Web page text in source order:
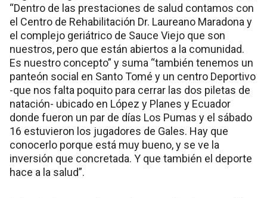
“Dentro de las prestaciones de salud contamos con
el Centro de Rehabilitación Dr. Laureano Maradona y
el complejo geriátrico de Sauce Viejo que son
nuestros, pero que están abiertos a la comunidad.
Es nuestro concepto” y suma “también tenemos un
panteón social en Santo Tomé y un centro Deportivo
-que nos falta poquito para cerrar las dos piletas de
natación- ubicado en López y Planes y Ecuador
donde fueron un par de días Los Pumas y el sábado
16 estuvieron los jugadores de Gales. Hay que
conocerlo porque está muy bueno, y se ve la
inversión que concretada. Y que también el deporte
hace a la salud”.